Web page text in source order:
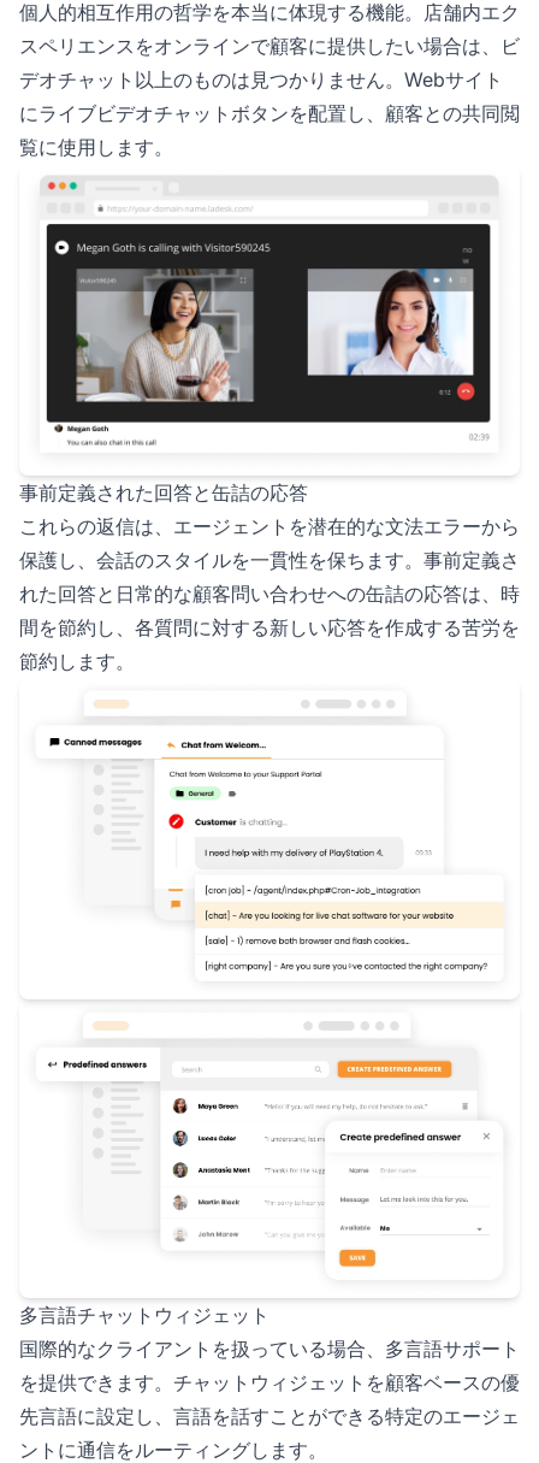
個人的相互作用の哲学を本当に体現する機能。店舗内エク
スペリエンスをオンラインで顧客に提供したい場合は、ビ
デオチャット以上のものは見つかりません。Webサイト
にライブビデオチャットボタンを配置し、顧客との共同閲
覧に使用します。
事前定義された回答と缶詰の応答
これらの返信は、エージェントを潜在的な文法エラーから
保護し、会話のスタイルを一貫性を保ちます。事前定義さ
れた回答と日常的な顧客問い合わせへの缶詰の応答は、時
間を節約し、各質問に対する新しい応答を作成する苦労を
節約します。
多言語チャットウィジェット
国際的なクライアントを扱っている場合、多言語サポート
を提供できます。チャットウィジェットを顧客ベースの優
先言語に設定し、言語を話すことができる特定のエージェ
ントに通信をルーティングします。